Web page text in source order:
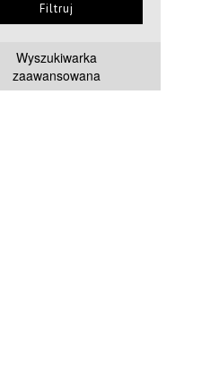
Filtruj
Wyszukiwarka
zaawansowana